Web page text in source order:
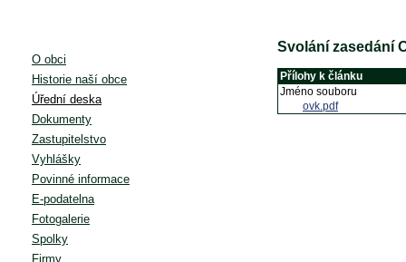
O obci
Historie naší obce
Úřední deska
Dokumenty
Zastupitelstvo
Vyhlášky
Povinné informace
E-podatelna
Fotogalerie
Spolky
Firmy
Svolání zasedání
Přílohy k článku
Jméno souboru
ovk.pdf